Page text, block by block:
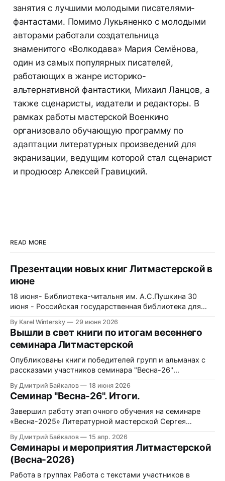
занятия с лучшими молодыми писателями-
фантастами. Помимо Лукьяненко с молодыми
авторами работали создательница
знаменитого «Волкодава» Мария Семёнова,
один из самых популярных писателей,
работающих в жанре историко-
альтернативной фантастики, Михаил Ланцов, а
также сценаристы, издатели и редакторы. В
рамках работы мастерской Военкино
организовало обучающую программу по
адаптации литературных произведений для
экранизации, ведущим которой стал сценарист
и продюсер Алексей Гравицкий.
READ MORE
Презентации новых книг Литмастерской в
июне
18 июня- Библиотека-читальня им. А.С.Пушкина 30
июня - Российская государственная библиотека для
By Karel Wintersky 29 июня 2026
Вышли в свет книги по итогам весеннего
семинара Литмастерской
Опубликованы книги победителей групп и альманах с
рассказами участников семинара "Весна-26"
романтическое фэнтези» - Данилова Евгения (Москва) *
«Фэнтези и историческая фантастика» - Кондрашова
Таша (Королев) * «Научная фантастика и
конструирование будущего» - Торбеева
подростков» - Бочманова Жанна (Санкт-Петербург)
By Дмитрий Байкалов 18 июня 2026
Семинар "Весна-26". Итоги.
Завершил работу этап очного обучения на семинаре
«Весна-2025» Литературной мастерской Сергея
поддержке Президентского Фонда Культурных
Инициатив. Семинар проходил с 4 по 9 апреля 2026 г. в
Подмосковье в пансионате Администрации Президента
РФ "Лесные дали". Участники были отобраны в рамках
By Дмитрий Байкалов 15 апр. 2026
Семинары и мероприятия Литмастерской
(Весна-2026)
Работа в группах Работа с текстами участников в